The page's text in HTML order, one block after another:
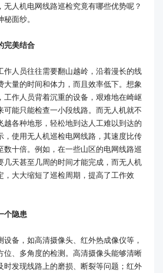
人机电网线路巡检究竟有哪些优势呢？
面纱。
完美结合
作人员往往需要翻山越岭，沿着漫长的线
大量的时间和体力，而且效率低下。想象
工作人员背着沉重的设备，艰难地在崎岖
可能只能检查一小段线路。而无人机就不
越各种地形，轻松地到达人工难以到达的
，使用无人机巡检电网线路，其速度比传
数十倍。例如，在一些山区的电网线路巡
几天甚至几周的时间才能完成，而无人机
，大大缩短了巡检周期，提高了工作效
个隐患
备，如高清摄像头、红外热成像仪等，
位、多角度的检测。高清摄像头能够清晰
时发现线路上的磨损、断裂等问题；红外